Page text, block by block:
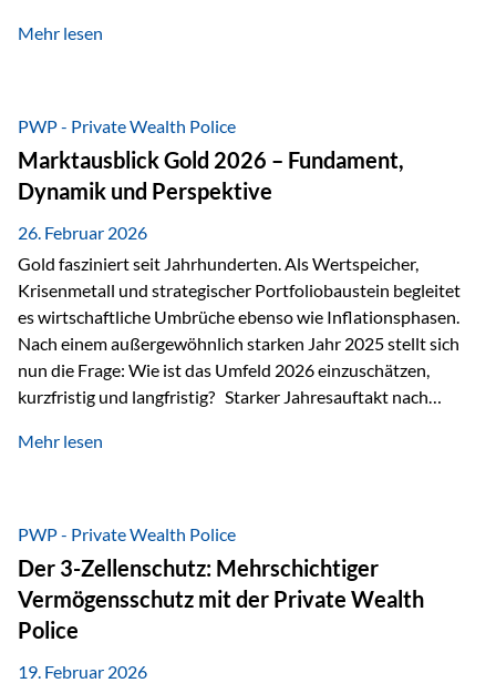
verwalten? Wie kann verhindert werden, dass Ex-Partner,
unbürokratisch übertragen, ohne ausschließlich auf ein
Testament angewiesen zu sein? Wenn klassische Lösungen
nicht ausreichen Traditionelle Nachlassregelungen stoßen
oft…
Mehr lesen
PWP - Private Wealth Police
Marktausblick Gold 2026 – Fundament,
Dynamik und Perspektive
26. Februar 2026
Gold fasziniert seit Jahrhunderten. Als Wertspeicher,
Krisenmetall und strategischer Portfoliobaustein begleitet
es wirtschaftliche Umbrüche ebenso wie Inflationsphasen.
Nach einem außergewöhnlich starken Jahr 2025 stellt sich
nun die Frage: Wie ist das Umfeld 2026 einzuschätzen,
kurzfristig und langfristig? Starker Jahresauftakt nach
Dynamik in das Jahr 2026 gestartet. Zwischen dem
Währungen: +11,5 % Bereits 2025 war ein außergewöhnlich
starkes Jahr: +64,4 % in USD Durchschnitt über alle
Währungen: +56,6 % Langfristig zeigt sich ebenfalls ein
solides…
Mehr lesen
PWP - Private Wealth Police
Der 3-Zellenschutz: Mehrschichtiger
Vermögensschutz mit der Private Wealth
Police
19. Februar 2026